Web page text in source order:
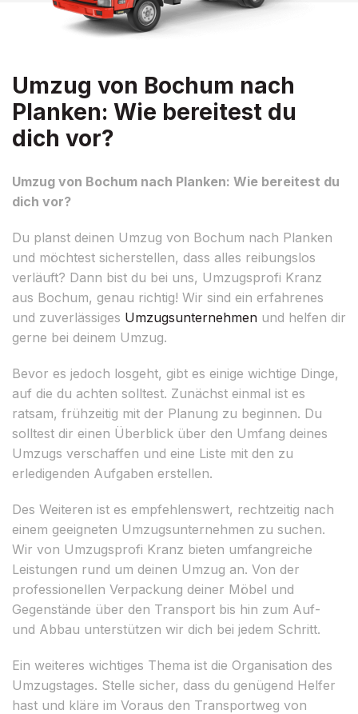
Umzug von Bochum nach
Planken: Wie bereitest du
dich vor?
Umzug von Bochum nach Planken: Wie bereitest du
dich vor?
Du planst deinen Umzug von Bochum nach Planken
und möchtest sicherstellen, dass alles reibungslos
verläuft? Dann bist du bei uns, Umzugsprofi Kranz
aus Bochum, genau richtig! Wir sind ein erfahrenes
und zuverlässiges Umzugsunternehmen und helfen dir
gerne bei deinem Umzug.
Bevor es jedoch losgeht, gibt es einige wichtige Dinge,
auf die du achten solltest. Zunächst einmal ist es
ratsam, frühzeitig mit der Planung zu beginnen. Du
solltest dir einen Überblick über den Umfang deines
Umzugs verschaffen und eine Liste mit den zu
erledigenden Aufgaben erstellen.
Des Weiteren ist es empfehlenswert, rechtzeitig nach
einem geeigneten Umzugsunternehmen zu suchen.
Wir von Umzugsprofi Kranz bieten umfangreiche
Leistungen rund um deinen Umzug an. Von der
professionellen Verpackung deiner Möbel und
Gegenstände über den Transport bis hin zum Auf-
und Abbau unterstützen wir dich bei jedem Schritt.
Ein weiteres wichtiges Thema ist die Organisation des
Umzugstages. Stelle sicher, dass du genügend Helfer
hast und kläre im Voraus den Transportweg von